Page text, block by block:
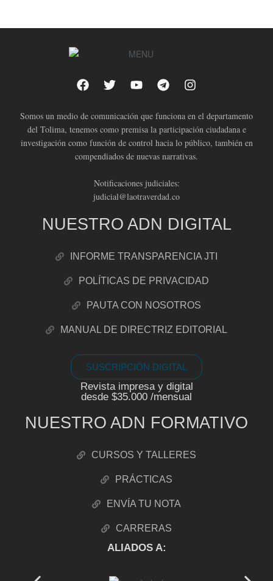
Somos un medio de comunicación que funciona en el departamento
del Tolima, tenemos como premisa la participación ciudadana e
investigación como función de control hacia lo público, también en
compendiados de nuevas narrativas.
Notificaciones judiciales:
judicial@laotraverdad.co
NUESTRO ADN DIGITAL
INFORME TRANSPARENCIA JTI
POLÍTICAS DE PRIVACIDAD
PAUTA CON NOSOTROS
MANUAL DE DIRECTRIZ EDITORIAL
SUSCRIPCIÓN DIGITAL
Revista impresa y digital
desde $35.000 /mensual
NUESTRO ADN FORMATIVO
CURSOS Y TALLERES
PRÁCTICAS
ENVÍA TU NOTA
CARRERAS
ALIADOS A: